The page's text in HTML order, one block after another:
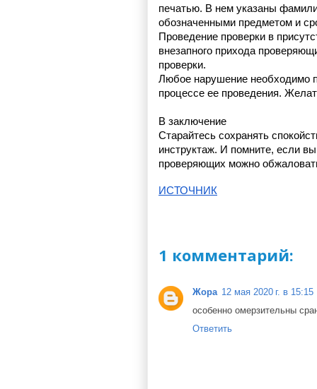
печатью. В нем указаны
обозначенными предметом и
Проведение проверки в
внезапного прихода
проверки.
Любое нарушение необходимо
процессе ее проведения.
В заключение
Старайтесь сохранять
инструктаж. И помните, если
проверяющих можно
ИСТОЧНИК
1 комментарий:
Жора 12 мая 2020 г. в 15:15
особенно омерзительны
Ответить